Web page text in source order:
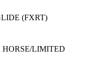
(FXRT)
LIMITED